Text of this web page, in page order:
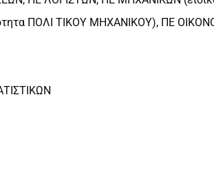
ΠΟΛΙ ΤΙΚΟΥ ΜΗΧΑΝΙΚΟΥ), ΠΕ